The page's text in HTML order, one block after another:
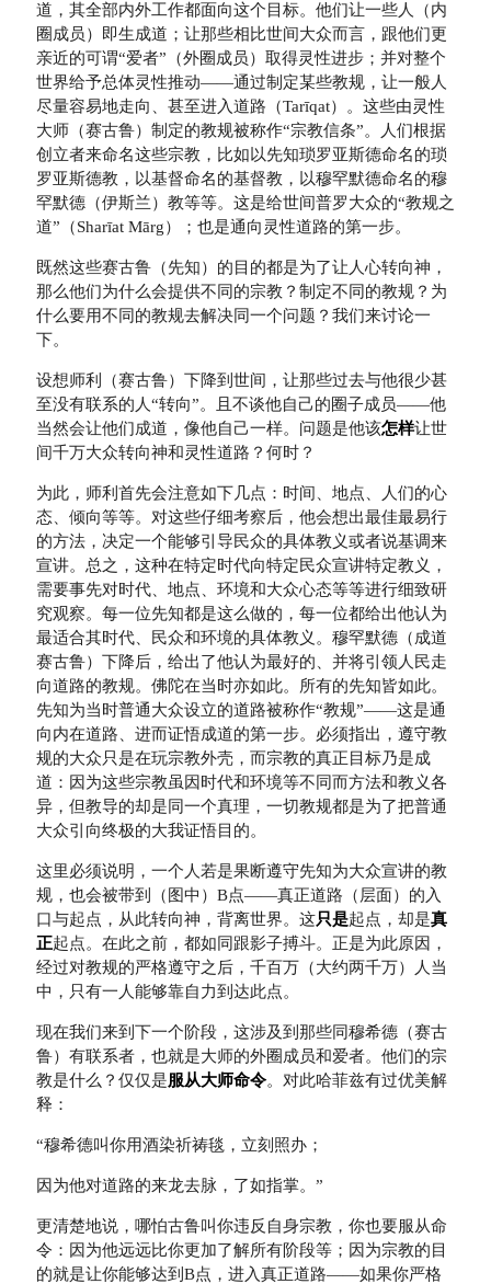
道，其全部内外工作都面向这个目标。他们让一些人（内
圈成员）即生成道；让那些相比世间大众而言，跟他们更
亲近的可谓“爱者”（外圈成员）取得灵性进步；并对整个
世界给予总体灵性推动——通过制定某些教规，让一般人
尽量容易地走向、甚至进入道路（Tarīqat）。这些由灵性
大师（赛古鲁）制定的教规被称作“宗教信条”。人们根据
创立者来命名这些宗教，比如以先知琐罗亚斯德命名的琐
罗亚斯德教，以基督命名的基督教，以穆罕默德命名的穆
罕默德（伊斯兰）教等等。这是给世间普罗大众的“教规之
道”（Sharīat Mārg）；也是通向灵性道路的第一步。
既然这些赛古鲁（先知）的目的都是为了让人心转向神，
那么他们为什么会提供不同的宗教？制定不同的教规？为
什么要用不同的教规去解决同一个问题？我们来讨论一
下。
设想师利（赛古鲁）下降到世间，让那些过去与他很少甚
至没有联系的人“转向”。且不谈他自己的圈子成员——他
当然会让他们成道，像他自己一样。问题是他该怎样让世
间千万大众转向神和灵性道路？何时？
为此，师利首先会注意如下几点：时间、地点、人们的心
态、倾向等等。对这些仔细考察后，他会想出最佳最易行
的方法，决定一个能够引导民众的具体教义或者说基调来
宣讲。总之，这种在特定时代向特定民众宣讲特定教义，
需要事先对时代、地点、环境和大众心态等等进行细致研
究观察。每一位先知都是这么做的，每一位都给出他认为
最适合其时代、民众和环境的具体教义。穆罕默德（成道
赛古鲁）下降后，给出了他认为最好的、并将引领人民走
向道路的教规。佛陀在当时亦如此。所有的先知皆如此。
先知为当时普通大众设立的道路被称作“教规”——这是通
向内在道路、进而证悟成道的第一步。必须指出，遵守教
规的大众只是在玩宗教外壳，而宗教的真正目标乃是成
道：因为这些宗教虽因时代和环境等不同而方法和教义各
异，但教导的却是同一个真理，一切教规都是为了把普通
大众引向终极的大我证悟目的。
这里必须说明，一个人若是果断遵守先知为大众宣讲的教
规，也会被带到（图中）B点——真正道路（层面）的入
口与起点，从此转向神，背离世界。这只是起点，却是真
正起点。在此之前，都如同跟影子搏斗。正是为此原因，
经过对教规的严格遵守之后，千百万（大约两千万）人当
中，只有一人能够靠自力到达此点。
现在我们来到下一个阶段，这涉及到那些同穆希德（赛古
鲁）有联系者，也就是大师的外圈成员和爱者。他们的宗
教是什么？仅仅是服从大师命令。对此哈菲兹有过优美解
释：
“穆希德叫你用酒染祈祷毯，立刻照办；
因为他对道路的来龙去脉，了如指掌。”
更清楚地说，哪怕古鲁叫你违反自身宗教，你也要服从命
令：因为他远远比你更加了解所有阶段等；因为宗教的目
的就是让你能够达到B点，进入真正道路——如果你严格